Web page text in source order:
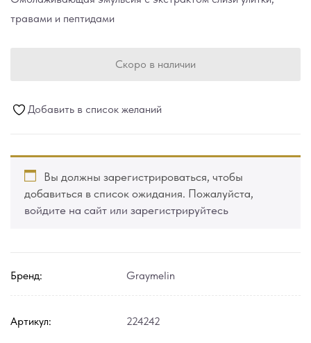
травами и пептидами
Скоро в наличии
Добавить в список желаний
Вы должны зарегистрироваться, чтобы
добавиться в список ожидания. Пожалуйста,
войдите на сайт или зарегистрируйтесь
Бренд: Graymelin
Артикул: 224242